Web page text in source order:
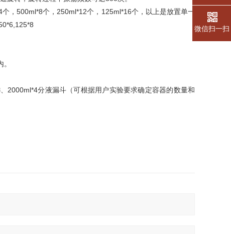
，500ml*8个，250ml*12个，125ml*16个，以上是放置单一
2000ml*4分液漏斗（可根据用户实验要求确定容器的数量和
微信扫一扫